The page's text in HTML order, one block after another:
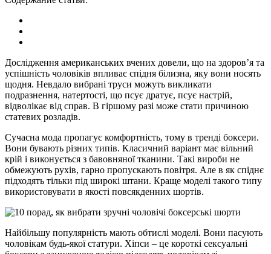
Дослідження американських вчених довели, що на здоров’я та
успішність чоловіків впливає спідня білизна, яку вони носять
щодня. Невдало вибрані труси можуть викликати
подразнення, натертості, що псує дратує, псує настрій,
відволікає від справ. В гіршому разі може стати причиною
статевих розладів.
Сучасна мода пропагує комфортність, тому в тренді боксери.
Вони бувають різних типів. Класичний варіант має вільний
крій і виконується з бавовняної тканини. Такі вироби не
обмежують рухів, гарно пропускають повітря. Але в як спіднє
підходять тільки під широкі штани. Краще моделі такого типу
використовувати в якості повсякденних шортів.
Найбільшу популярність мають обтислі моделі. Вони пасують
чоловікам будь-якої статури. Хіпси – це короткі сексуальні